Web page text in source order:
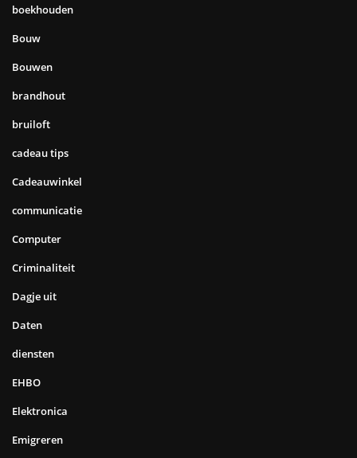
boekhouden
Bouw
Bouwen
brandhout
bruiloft
cadeau tips
Cadeauwinkel
communicatie
Computer
Criminaliteit
Dagje uit
Daten
diensten
EHBO
Elektronica
Emigreren